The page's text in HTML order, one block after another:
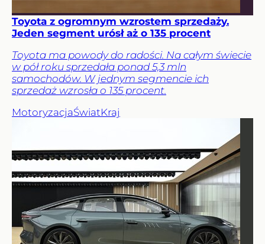
Toyota z ogromnym wzrostem sprzedaży.
Jeden segment urósł aż o 135 procent
Toyota ma powody do radości. Na całym świecie
w pół roku sprzedała ponad 5,3 mln
samochodów. W jednym segmencie ich
sprzedaż wzrosła o 135 procent.
MotoryzacjaŚwiatKraj